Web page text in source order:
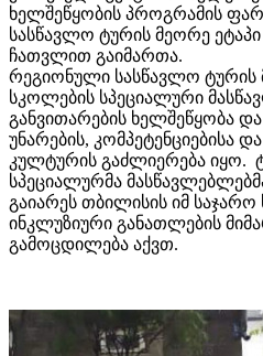
ხელშეწყობის პროგრამის
სასწავლო ტურის მეორე ეტაპი
ჩათვლით გაიმართა.
რეგიონული სასწავლო ტურის
სკოლების სპეციალური
განვითარების ხელშეწყობა
უნარების, კომპეტენციებისა
კულტურის გაძლიერება იყო.
სპეციალურმა
გაიარეს თბილისის იმ
ინკლუზიური განათლების
გამოცდილება აქვთ.